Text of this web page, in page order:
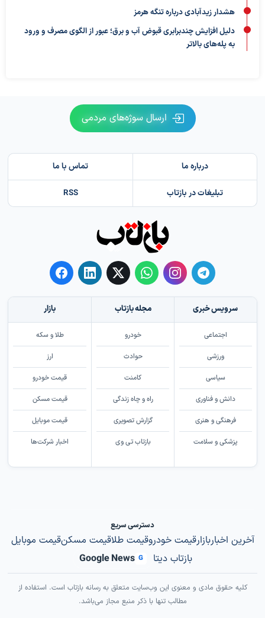
هشدار زیدآبادی درباره تنگه هرمز
دلیل افزایش چندبرابری قبوض آب و برق؛ عبور از الگوی مصرف و ورود
به پله‌های بالاتر
ارسال سوژه‌های مردمی
درباره ما تماس با ما
تبلیغات در بازتاب RSS
سرویس خبری
اجتماعی
ورزشی
سیاسی
دانش و فناوری
فرهنگی و هنری
پزشکی و سلامت
مجله بازتاب
خودرو
حوادث
کامنت
راه و چاه زندگی
گزارش تصویری
بازتاب تی وی
بازار
طلا و سکه
ارز
قیمت خودرو
قیمت مسکن
قیمت موبایل
اخبار شرکت‌ها
دسترسی سریع
آخرین اخباربازارقیمت خودروقیمت طلاقیمت مسکنقیمت موبایل
بازتاب دیتا
G
Google News
کلیه حقوق مادی و معنوی این وب‌سایت متعلق به رسانه بازتاب است. استفاده از
مطالب تنها با ذکر منبع مجاز می‌باشد.